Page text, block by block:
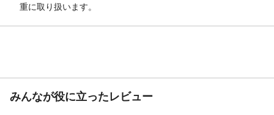
重に取り扱います。
みんなが役に立ったレビュー